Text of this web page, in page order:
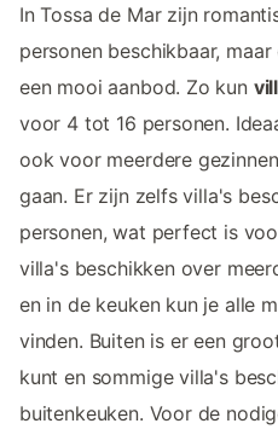
In Tossa de Mar zijn
personen beschikbaar,
een mooi aanbod. Zo kun
voor 4 tot 16 personen.
ook voor meerdere
gaan. Er zijn zelfs villa's
personen, wat perfect is
villa's beschikken over
en in de keuken kun je alle
vinden. Buiten is er een
kunt en sommige villa's
buitenkeuken. Voor de